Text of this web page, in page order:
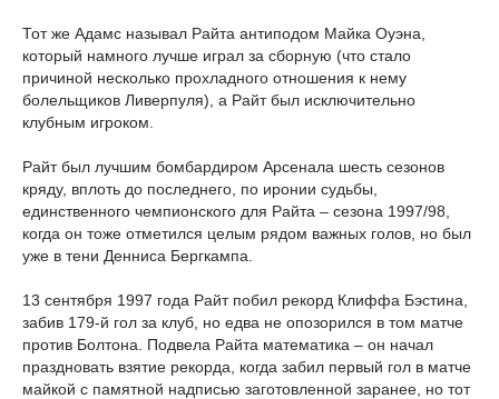
Тот же Адамс называл Райта антиподом Майка Оуэна,
который намного лучше играл за сборную (что стало
причиной несколько прохладного отношения к нему
болельщиков Ливерпуля), а Райт был исключительно
клубным игроком.
Райт был лучшим бомбардиром Арсенала шесть сезонов
кряду, вплоть до последнего, по иронии судьбы,
единственного чемпионского для Райта – сезона 1997/98,
когда он тоже отметился целым рядом важных голов, но был
уже в тени Денниса Бергкампа.
13 сентября 1997 года Райт побил рекорд Клиффа Бэстина,
забив 179-й гол за клуб, но едва не опозорился в том матче
против Болтона. Подвела Райта математика – он начал
праздновать взятие рекорда, когда забил первый гол в матче
майкой с памятной надписью заготовленной заранее, но тот